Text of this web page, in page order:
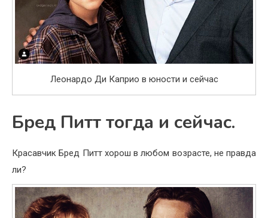
Леонардо Ди Каприо в юности и сейчас
Бред Питт тогда и сейчас.
Красавчик Бред Питт хорош в любом возрасте, не правда
ли?